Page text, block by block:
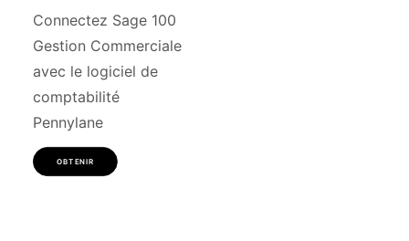
Connectez Sage 100
Gestion Commerciale
avec le logiciel de
comptabilité
Pennylane
OBTENIR